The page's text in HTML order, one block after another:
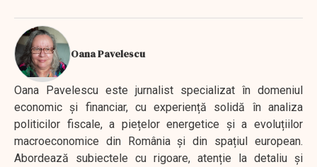
Oana Pavelescu
Oana Pavelescu este jurnalist specializat în domeniul
economic și financiar, cu experiență solidă în analiza
politicilor fiscale, a piețelor energetice și a evoluțiilor
macroeconomice din România și din spațiul european.
Abordează subiectele cu rigoare, atenție la detaliu și